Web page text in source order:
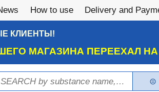
How to use Delivery and
КЛИЕНТЫ!
МАГАЗИНА ПЕРЕЕХАЛ
form